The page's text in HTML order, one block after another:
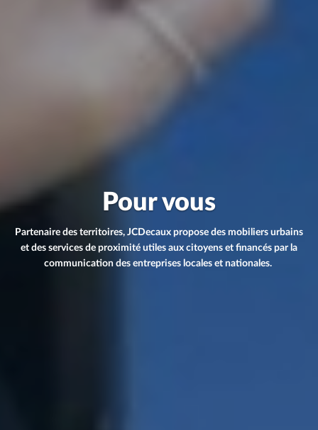
Pour vous
Partenaire des territoires, JCDecaux propose des mobiliers urbains
et des services de proximité utiles aux citoyens et financés par la
communication des entreprises locales et nationales.